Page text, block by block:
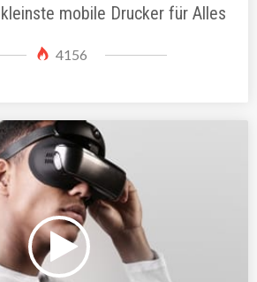
mobile Drucker für Alles
4156